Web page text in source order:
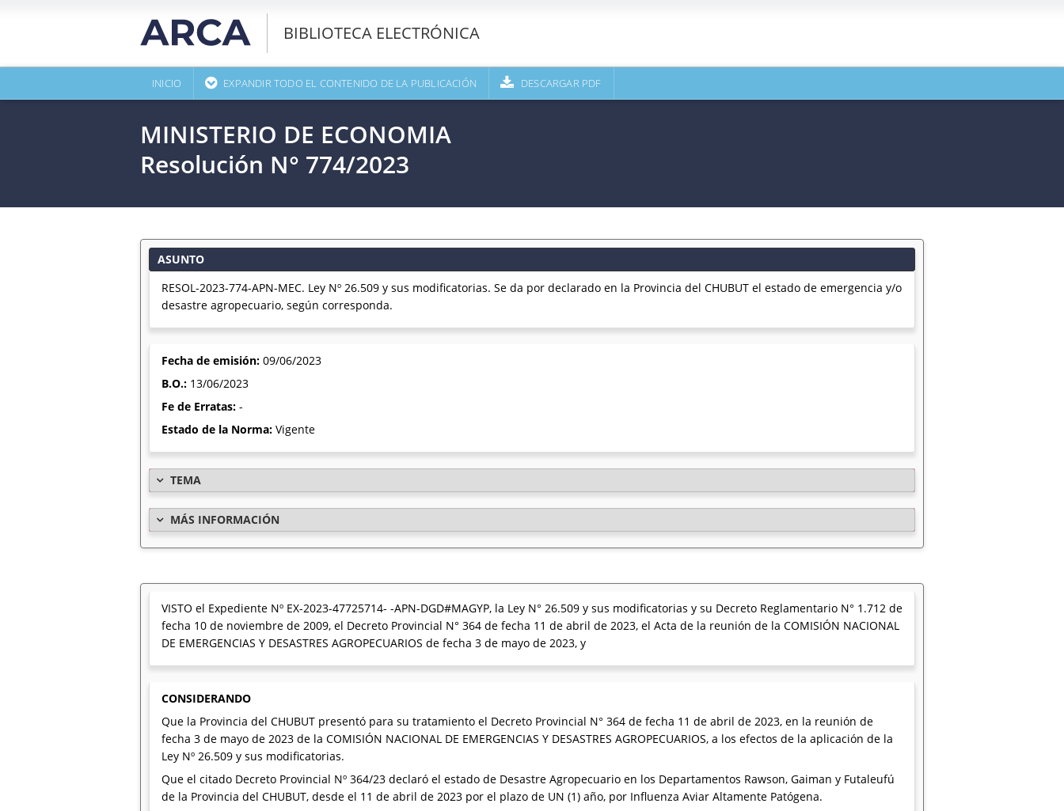
BIBLIOTECA ELECTRÓNICA
INICIO EXPANDIR TODO EL CONTENIDO DE LA PUBLICACIÓN DESCARGAR PDF
MINISTERIO DE ECONOMIA
Resolución N° 774/2023
ASUNTO
RESOL-2023-774-APN-MEC. Ley Nº 26.509 y sus modificatorias. Se da por declarado en la Provincia del CHUBUT el estado de emergencia y/o
desastre agropecuario, según corresponda.
Fecha de emisión: 09/06/2023
B.O.: 13/06/2023
Fe de Erratas: -
Estado de la Norma: Vigente
TEMA
MÁS INFORMACIÓN
VISTO el Expediente Nº EX-2023-47725714- -APN-DGD#MAGYP, la Ley N° 26.509 y sus modificatorias y su Decreto Reglamentario N° 1.712 de
fecha 10 de noviembre de 2009, el Decreto Provincial N° 364 de fecha 11 de abril de 2023, el Acta de la reunión de la COMISIÓN NACIONAL
DE EMERGENCIAS Y DESASTRES AGROPECUARIOS de fecha 3 de mayo de 2023, y
CONSIDERANDO
Que la Provincia del CHUBUT presentó para su tratamiento el Decreto Provincial N° 364 de fecha 11 de abril de 2023, en la reunión de
fecha 3 de mayo de 2023 de la COMISIÓN NACIONAL DE EMERGENCIAS Y DESASTRES AGROPECUARIOS, a los efectos de la aplicación de la
Ley Nº 26.509 y sus modificatorias.
Que el citado Decreto Provincial Nº 364/23 declaró el estado de Desastre Agropecuario en los Departamentos Rawson, Gaiman y Futaleufú
de la Provincia del CHUBUT, desde el 11 de abril de 2023 por el plazo de UN (1) año, por Influenza Aviar Altamente Patógena.